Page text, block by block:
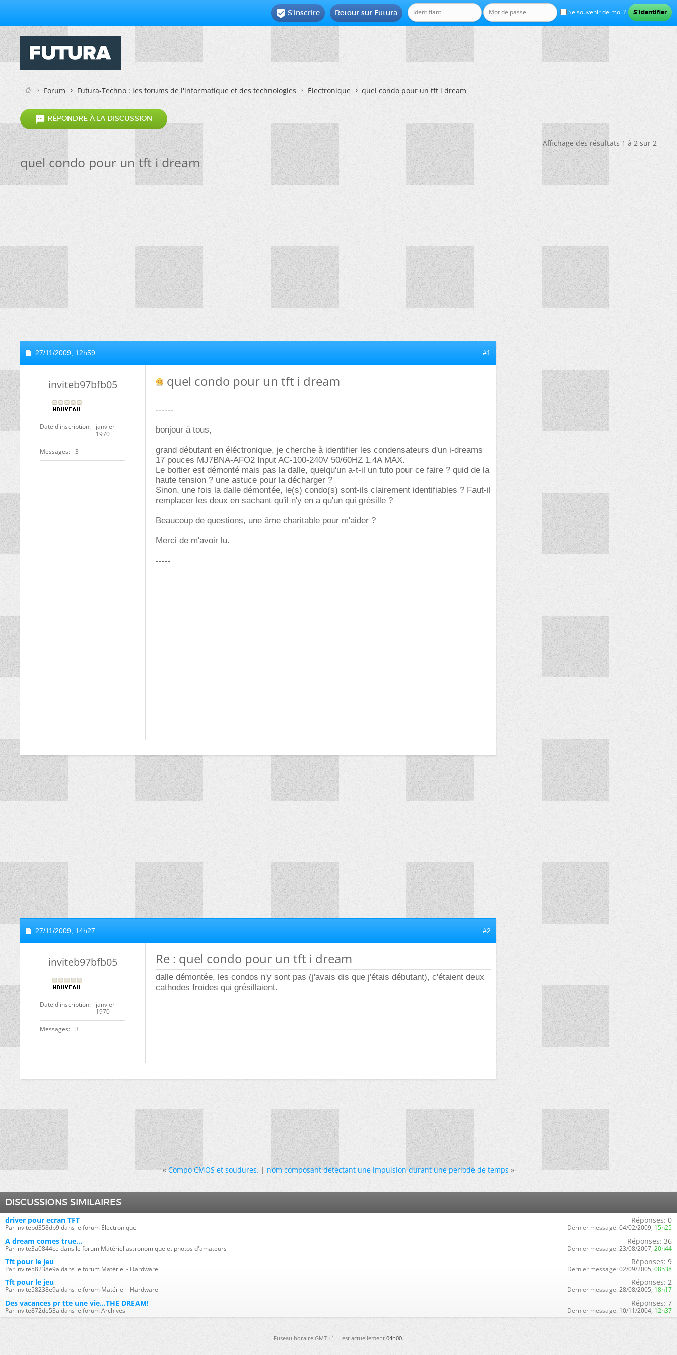
Se souvenir de moi ?
Retour sur Futura
 S'inscrire
Forum Futura-Techno : les forums de l'informatique et des technologies Électronique quel condo pour un tft i dream
 RÉPONDRE À LA DISCUSSION
Affichage des résultats 1 à 2 sur 2
quel condo pour un tft i dream
27/11/2009, 12h59 #1
inviteb97bfb05
Date d'inscription
janvier
1970
Messages 3
quel condo pour un tft i dream
------
bonjour à tous,
grand débutant en éléctronique, je cherche à identifier les condensateurs d'un i-dreams
17 pouces MJ7BNA-AFO2 Input AC-100-240V 50/60HZ 1.4A MAX.
Le boitier est démonté mais pas la dalle, quelqu'un a-t-il un tuto pour ce faire ? quid de la
haute tension ? une astuce pour la décharger ?
Sinon, une fois la dalle démontée, le(s) condo(s) sont-ils clairement identifiables ? Faut-il
remplacer les deux en sachant qu'il n'y en a qu'un qui grésille ?
Beaucoup de questions, une âme charitable pour m'aider ?
Merci de m'avoir lu.
-----
27/11/2009, 14h27 #2
inviteb97bfb05
Date d'inscription
janvier
1970
Messages 3
Re : quel condo pour un tft i dream
dalle démontée, les condos n'y sont pas (j'avais dis que j'étais débutant), c'étaient deux
cathodes froides qui grésillaient.
« Compo CMOS et soudures.|nom composant detectant une impulsion durant une periode de temps »
DISCUSSIONS SIMILAIRES
driver pour ecran TFT
Par invitebd358db9 dans le forum Électronique
Réponses: 0
Dernier message: 04/02/2009, 15h25
A dream comes true...
Par invite3a0844ce dans le forum Matériel astronomique et photos d'amateurs
Réponses: 36
Dernier message: 23/08/2007, 20h44
Tft pour le jeu
Par invite58238e9a dans le forum Matériel - Hardware
Réponses: 9
Dernier message: 02/09/2005, 08h38
Tft pour le jeu
Par invite58238e9a dans le forum Matériel - Hardware
Réponses: 2
Dernier message: 28/08/2005, 18h17
Des vacances pr tte une vie...THE DREAM!
Par invite872de53a dans le forum Archives
Réponses: 7
Dernier message: 10/11/2004, 12h37
Fuseau horaire GMT +1. Il est actuellement04h00.